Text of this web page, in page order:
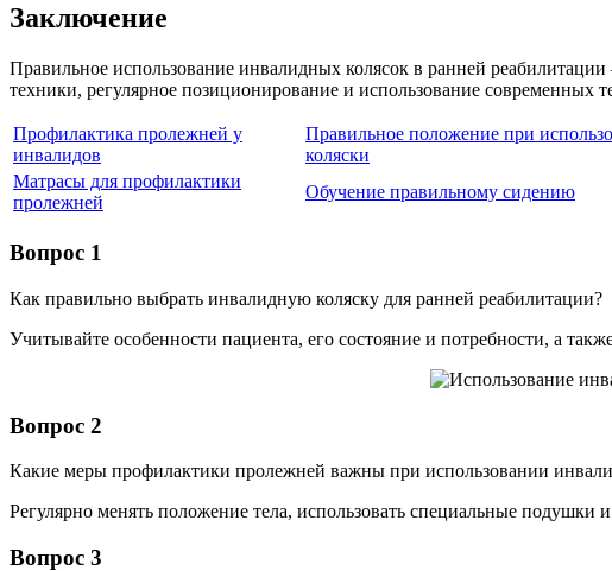
Заключение
Правильное использование инвалидных колясок в ранней
техники, регулярное позиционирование и использование современных
Профилактика пролежней у
инвалидов
Правильное положение при
коляски
Матрасы для профилактики
пролежней
Обучение правильному сидению
Вопрос 1
Как правильно выбрать инвалидную коляску для ранней реабилитации?
Учитывайте особенности пациента, его состояние и потребности, а
Вопрос 2
Какие меры профилактики пролежней важны при использовании
Регулярно менять положение тела, использовать специальные
Вопрос 3